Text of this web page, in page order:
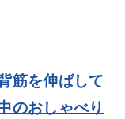
筋を伸ばして
のおしゃべり